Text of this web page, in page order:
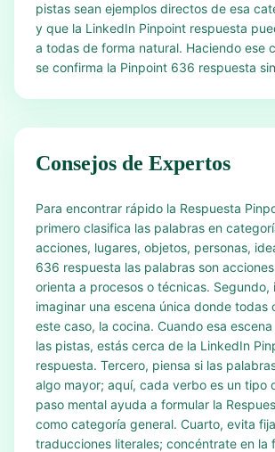
pistas sean ejemplos directos de esa
y que la LinkedIn Pinpoint respuesta
a todas de forma natural. Haciendo ese
se confirma la Pinpoint 636 respuesta
Consejos de Expertos
Para encontrar rápido la Respuesta
primero clasifica las palabras en
acciones, lugares, objetos, personas,
636 respuesta las palabras son
orienta a procesos o técnicas. Segundo,
imaginar una escena única donde todas
este caso, la cocina. Cuando esa
las pistas, estás cerca de la LinkedIn
respuesta. Tercero, piensa si las
algo mayor; aquí, cada verbo es un tipo
paso mental ayuda a formular la
como categoría general. Cuarto, evita
traducciones literales; concéntrate en la